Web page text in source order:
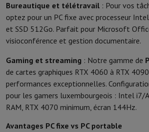
Bureautique et télétravail : Pour vos
optez pour un PC fixe avec processeur
et SSD 512Go. Parfait pour Microsoft
visioconférence et gestion documentaire.
Gaming et streaming : Notre gamme de
de cartes graphiques RTX 4060 à RTX
performances exceptionnelles.
pour les gamers luxembourgeois : Intel i7/
RAM, RTX 4070 minimum, écran 144Hz.
Avantages PC fixe vs PC portable